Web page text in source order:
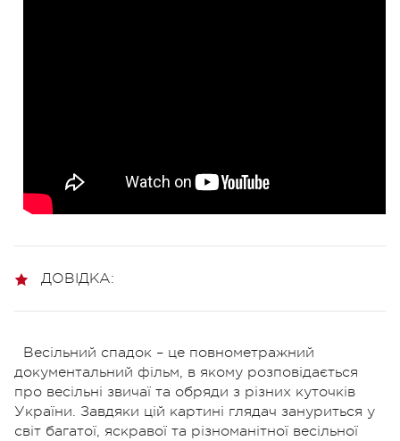
ДОВІДКА:
Весільний спадок – це повнометражний
документальний фільм, в якому розповідається
про весільні звичаї та обряди з різних куточків
України. Завдяки цій картині глядач зануриться у
світ багатої, яскравої та різноманітної весільної